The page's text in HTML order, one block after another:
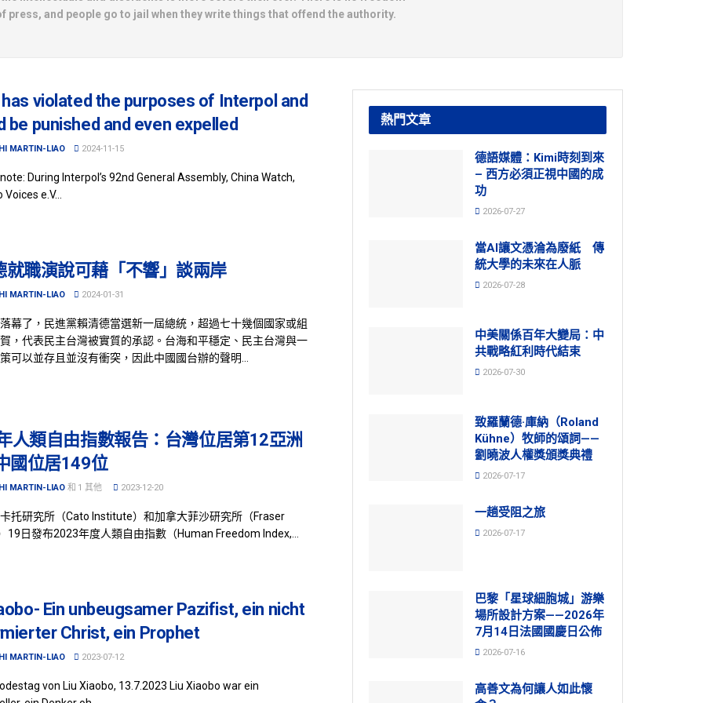
press, and people go to jail when they write things that offend the authority.
violated the purposes of Interpol and
be punished and even expelled
MARTIN-LIAO 2024-11-15
note: During Interpol’s 92nd General Assembly, China Watch,
e.V...
就職演說可藉「不響」談兩岸
MARTIN-LIAO 2024-01-31
幕了，民進黨賴清德當選新一屆總統，超過七十幾個國家或組
，代表民主台灣被實質的承認。台海和平穩定、民主台灣與一
可以並存且並沒有衝突，因此中國國台辦的聲明...
人類自由指數報告：台灣位居第12亞洲
國位居149位
MARTIN-LIAO 和 1 其他 2023-12-20
托研究所（Cato Institute）和加拿大菲沙研究所（Fraser
19日發布2023年度人類自由指數（Human Freedom Index,...
Ein unbeugsamer Pazifist, ein nicht
Christ, ein Prophet
MARTIN-LIAO 2023-07-12
von Liu Xiaobo, 13.7.2023 Liu Xiaobo war ein
熱門文章
德語媒體：Kimi時刻到來
– 西方必須正視中國的成
功
2026-07-27
當AI讓文憑淪為廢紙 傳
統大學的未來在人脈
2026-07-28
中美關係百年大變局：中
共戰略紅利時代結束
2026-07-30
致羅蘭德·庫納（Roland
Kühne）牧師的頌詞——
劉曉波人權獎頒獎典禮
2026-07-17
一趟受阻之旅
2026-07-17
巴黎「星球細胞城」游樂
場所設計方案——2026年
7月14日法國國慶日公佈
2026-07-16
高善文為何讓人如此懷